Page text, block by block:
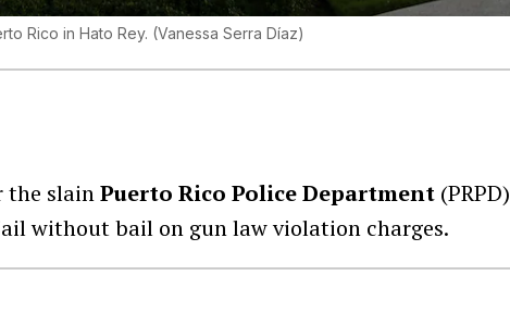
Rico in Hato Rey. (Vanessa Serra Díaz)
the slainPuerto Rico Police Department (PRPD)
without bail on gun law violation charges.